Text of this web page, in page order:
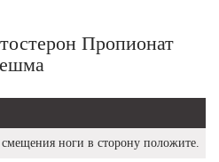
Пропионат
ноги в сторону положите.